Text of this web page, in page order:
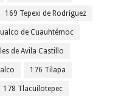
169 Tepexi de Rodríguez
de Cuauhtémoc
de Avila Castillo
176 Tilapa
178 Tlacuilotepec